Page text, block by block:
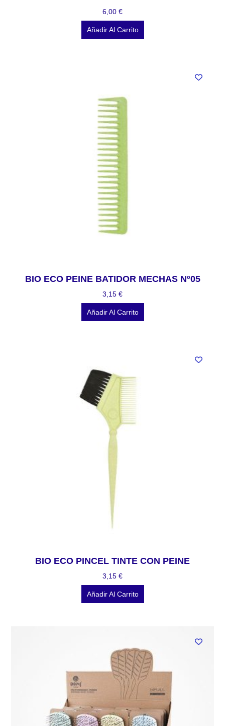
6,00 €
Añadir Al Carrito
BIO ECO PEINE BATIDOR MECHAS Nº05
3,15 €
Añadir Al Carrito
BIO ECO PINCEL TINTE CON PEINE
3,15 €
Añadir Al Carrito